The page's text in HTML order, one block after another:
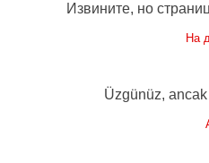
Извините, но
На
Üzgünüz, ancak